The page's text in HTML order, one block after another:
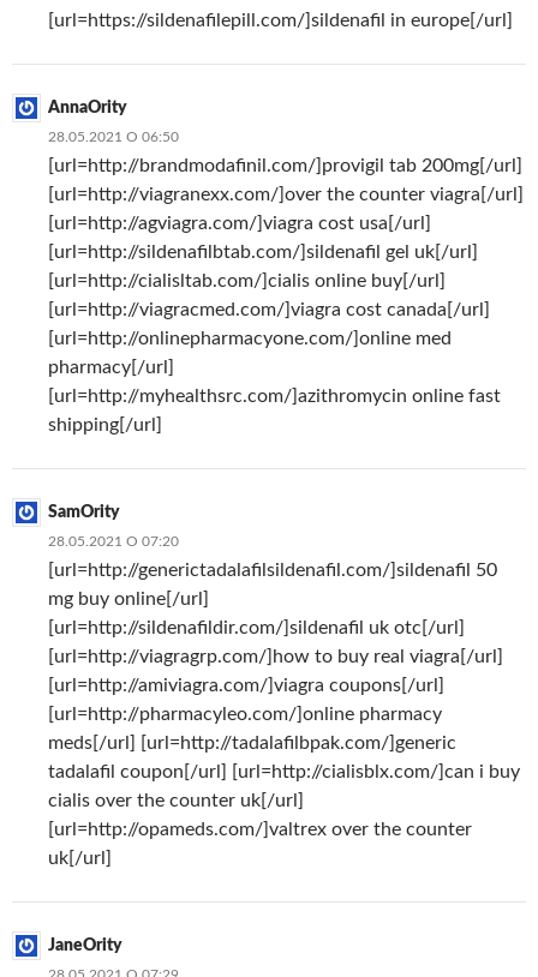
[url=https://sildenafilepill.com/]sildenafil in europe[/url]
AnnaOrity
28.05.2021 О 06:50
[url=http://brandmodafinil.com/]provigil tab 200mg[/url]
[url=http://viagranexx.com/]over the counter viagra[/url]
[url=http://agviagra.com/]viagra cost usa[/url]
[url=http://sildenafilbtab.com/]sildenafil gel uk[/url]
[url=http://cialisltab.com/]cialis online buy[/url]
[url=http://viagracmed.com/]viagra cost canada[/url]
[url=http://onlinepharmacyone.com/]online med
pharmacy[/url]
[url=http://myhealthsrc.com/]azithromycin online fast
shipping[/url]
SamOrity
28.05.2021 О 07:20
[url=http://generictadalafilsildenafil.com/]sildenafil 50
mg buy online[/url]
[url=http://sildenafildir.com/]sildenafil uk otc[/url]
[url=http://viagragrp.com/]how to buy real viagra[/url]
[url=http://amiviagra.com/]viagra coupons[/url]
[url=http://pharmacyleo.com/]online pharmacy
meds[/url] [url=http://tadalafilbpak.com/]generic
tadalafil coupon[/url] [url=http://cialisblx.com/]can i buy
cialis over the counter uk[/url]
[url=http://opameds.com/]valtrex over the counter
uk[/url]
JaneOrity